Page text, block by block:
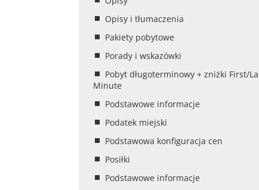
Opisy i tłumaczenia
Pakiety pobytowe
Porady i wskazówki
Pobyt długoterminowy + zniżki First/
Minute
Podstawowe informacje
Podatek miejski
Podstawowa konfiguracja cen
Posiłki
Podstawowe informacje